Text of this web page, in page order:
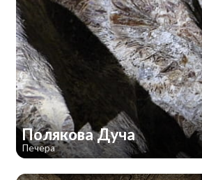
Полякова Дуча
Печера